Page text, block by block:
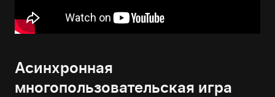
Асинхронная
многопользовательская игра